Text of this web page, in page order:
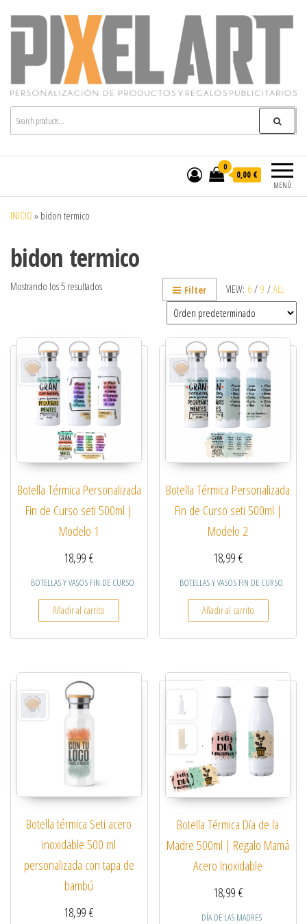
Pixelart
Especialistas en textil publicitario y regalos
personalizados en móstoles
MENÚ
0
0,00 €
INICIO » bidon termico
bidon termico
VIEW: 6 / 9 / ALL
Filter
Mostrando los 5 resultados
Botella Térmica Personalizada
Fin de Curso seti 500ml |
Modelo 1
18,99€
BOTELLAS Y VASOS FIN DE CURSO
Añadir al carrito
Botella Térmica Personalizada
Fin de Curso seti 500ml |
Modelo 2
18,99€
BOTELLAS Y VASOS FIN DE CURSO
Añadir al carrito
Botella térmica Seti acero
inoxidable 500 ml
personalizada con tapa de
bambú
18,99€
Botella Térmica Día de la
Madre 500ml | Regalo Mamá
Acero Inoxidable
18,99€
DÍA DE LAS MADRES